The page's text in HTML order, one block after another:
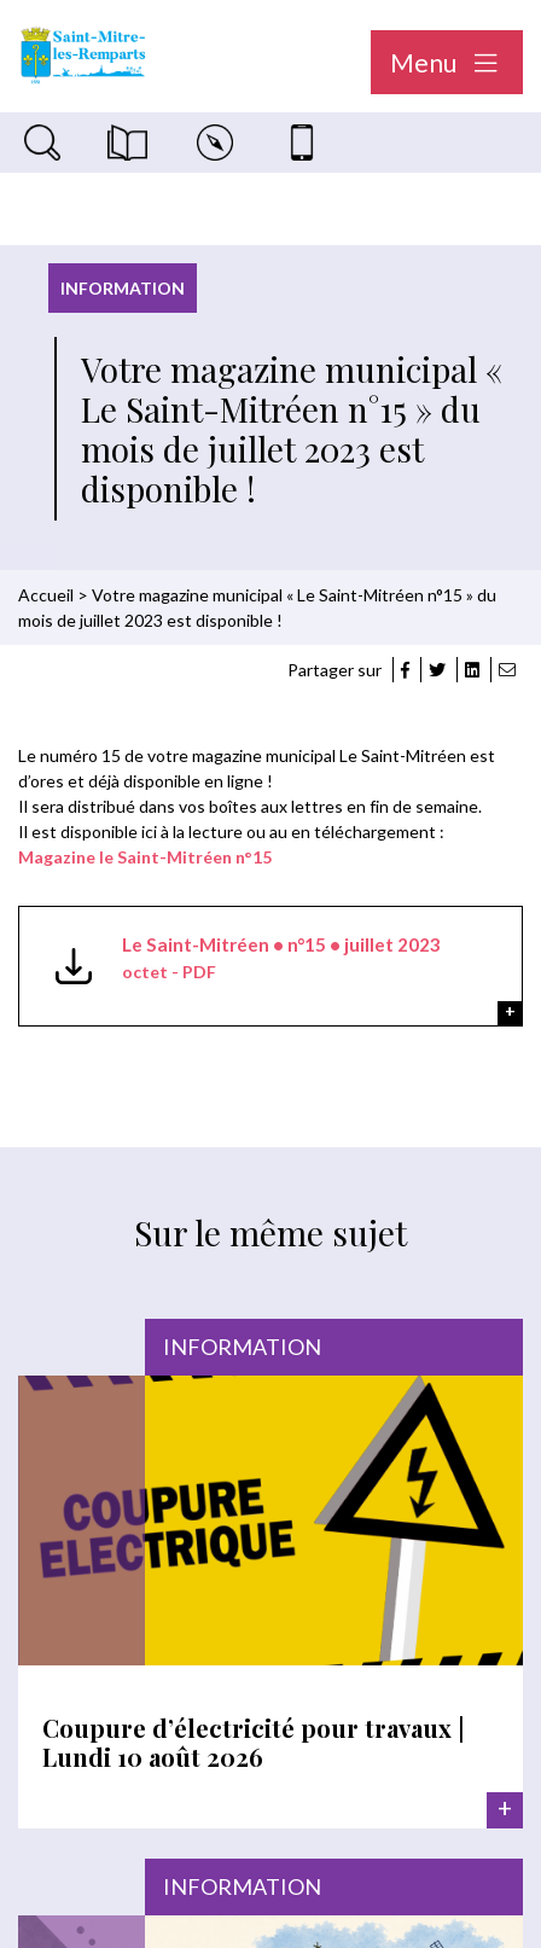
Menu
Recherche sur le siteMagazine municipal "Le Saint-Mitréen"
Carte interactiveNous contacter
INFORMATION
Votre magazine municipal «
Le Saint-Mitréen n°15 » du
mois de juillet 2023 est
disponible !
Accueil > Votre magazine municipal « Le Saint-Mitréen n°15 » du
mois de juillet 2023 est disponible !
Partager sur
Le numéro 15 de votre magazine municipal Le Saint-Mitréen est
d’ores et déjà disponible en ligne !
Il sera distribué dans vos boîtes aux lettres en fin de semaine.
Il est disponible ici à la lecture ou au en téléchargement :
Magazine le Saint-Mitréen n°15
Le Saint-Mitréen • n°15 • juillet 2023
octet - PDF
Sur le même sujet
INFORMATION
Coupure d’électricité pour travaux |
Lundi 10 août 2026
+
INFORMATION